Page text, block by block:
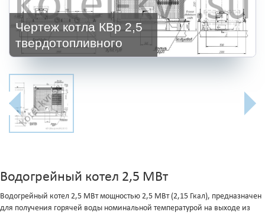
Чертеж котла КВр 2,5
твердотопливного
Водогрейный котел 2,5 МВт
Водогрейный котел 2,5 МВт мощностью 2,5 МВт (2,15 Гкал), предназначен
для получения горячей воды номинальной температурой на выходе из